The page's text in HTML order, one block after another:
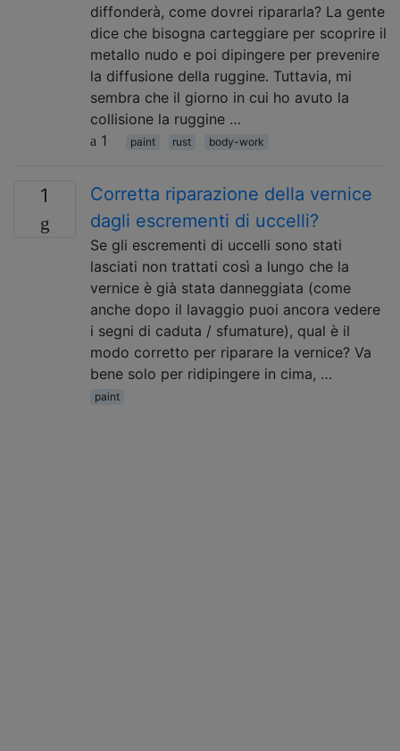
diffonderà, come dovrei ripararla? La gente
dice che bisogna carteggiare per scoprire il
metallo nudo e poi dipingere per prevenire
la diffusione della ruggine. Tuttavia, mi
sembra che il giorno in cui ho avuto la
collisione la ruggine …
1
paint rust body-work
1
Corretta riparazione della vernice
dagli escrementi di uccelli?
Se gli escrementi di uccelli sono stati
lasciati non trattati così a lungo che la
vernice è già stata danneggiata (come
anche dopo il lavaggio puoi ancora vedere
i segni di caduta / sfumature), qual è il
modo corretto per riparare la vernice? Va
bene solo per ridipingere in cima, …
paint